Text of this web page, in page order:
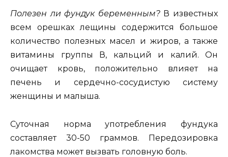
Полезен ли фундук беременным?В известных
всем орешках лещины содержится большое
количество полезных масел и жиров, а также
витамины группы В, кальций и калий. Он
очищает кровь, положительно влияет на
печень и сердечно-сосудистую систему
женщины и малыша.
Суточная норма употребления фундука
составляет 30-50 граммов. Передозировка
лакомства может вызвать головную боль.